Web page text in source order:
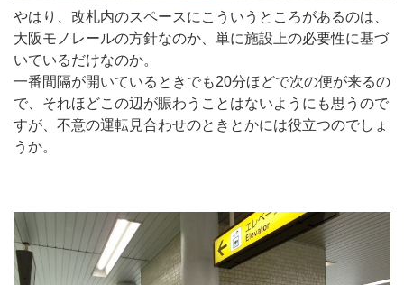
やはり、改札内のスペースにこういうところがあるのは、
大阪モノレールの方針なのか、単に施設上の必要性に基づ
いているだけなのか。
一番間隔が開いているときでも20分ほどで次の便が来るの
で、それほどこの辺が賑わうことはないようにも思うので
すが、不意の運転見合わせのときとかには役立つのでしょ
うか。